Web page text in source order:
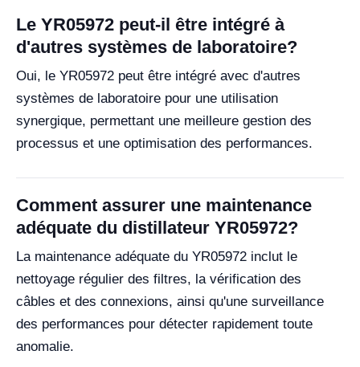
Le YR05972 peut-il être intégré à
d'autres systèmes de laboratoire?
Oui, le YR05972 peut être intégré avec d'autres
systèmes de laboratoire pour une utilisation
synergique, permettant une meilleure gestion des
processus et une optimisation des performances.
Comment assurer une maintenance
adéquate du distillateur YR05972?
La maintenance adéquate du YR05972 inclut le
nettoyage régulier des filtres, la vérification des
câbles et des connexions, ainsi qu'une surveillance
des performances pour détecter rapidement toute
anomalie.